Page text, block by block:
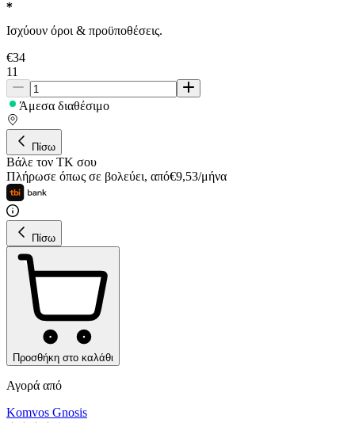
Ισχύουν όροι & προϋποθέσεις.
€34
11
Άμεσα διαθέσιμο
Πίσω
Βάλε τον ΤΚ σου
Πλήρωσε όπως σε βολεύει, από€9,53/μήνα
Πίσω
Προσθήκη στο καλάθι
Αγορά από
Komvos Gnosis